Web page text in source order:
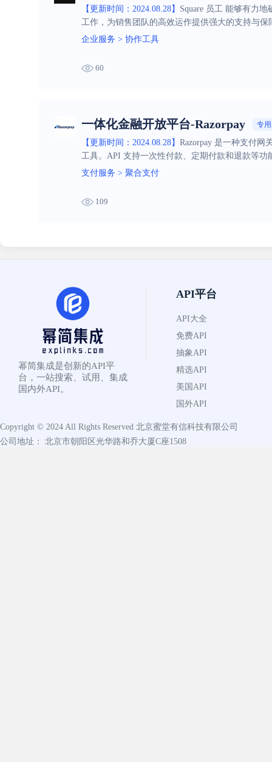
【更新时间：2024.08.28】 Square 员工 能够有力
工作，为销售团队的高效运作提供强大的支持与保
企业服务 > 协作工具
60
一体化金融开放平台-Razorpay 专
【更新时间：2024.08.28】 Razorpay 是一种支付
工具。API 支持一次性付款、定期付款和退款等功
支付服务 > 聚合支付
109
幂简集成是创新的API平
台，一站搜索、试用、集成
国内外API。
API平台
API大全
免费API
抽象API
精选API
美国API
国外API
Copyright © 2024 All Rights Reserved 北京蜜堂有信科技有限公司
公司地址： 北京市朝阳区光华路和乔大厦C座1508